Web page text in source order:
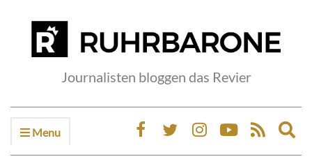
Journalisten bloggen das Revier
Menu